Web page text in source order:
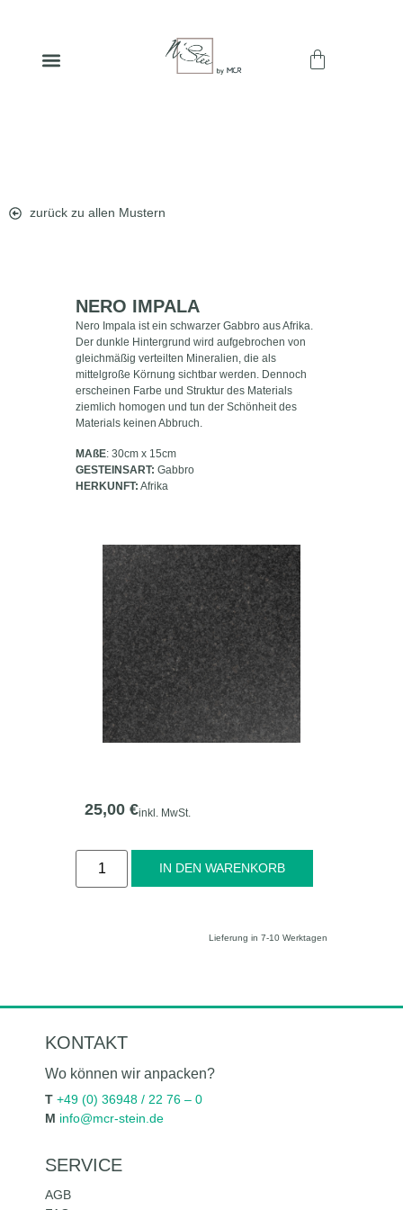
zurück zu allen Mustern
NERO IMPALA
Nero Impala ist ein schwarzer Gabbro aus Afrika.
Der dunkle Hintergrund wird aufgebrochen von
gleichmäßig verteilten Mineralien, die als
mittelgroße Körnung sichtbar werden. Dennoch
erscheinen Farbe und Struktur des Materials
ziemlich homogen und tun der Schönheit des
Materials keinen Abbruch.
MAßE: 30cm x 15cm
GESTEINSART: Gabbro
HERKUNFT: Afrika
25,00 €inkl. MwSt.
IN DEN WARENKORB
Lieferung in 7-10 Werktagen
KONTAKT
Wo können wir anpacken?
T +49 (0) 36948 / 22 76 – 0
M info@mcr-stein.de
SERVICE
AGB